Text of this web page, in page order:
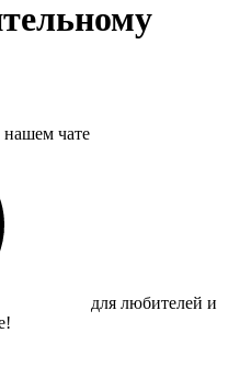
нашем чате
для любителей и